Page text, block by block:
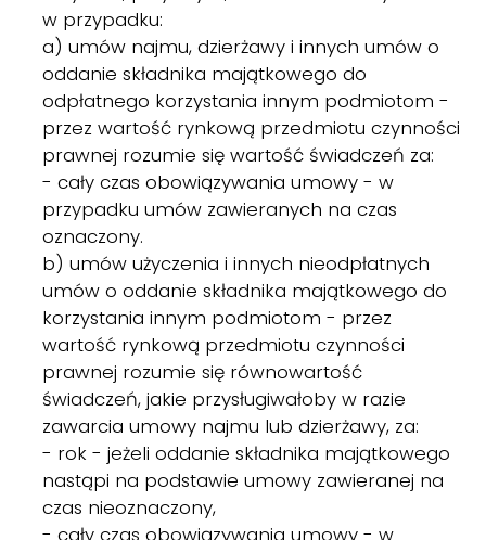
w przypadku:
a) umów najmu, dzierżawy i innych umów o
oddanie składnika majątkowego do
odpłatnego korzystania innym podmiotom -
przez wartość rynkową przedmiotu czynności
prawnej rozumie się wartość świadczeń za:
- cały czas obowiązywania umowy - w
przypadku umów zawieranych na czas
oznaczony.
b) umów użyczenia i innych nieodpłatnych
umów o oddanie składnika majątkowego do
korzystania innym podmiotom - przez
wartość rynkową przedmiotu czynności
prawnej rozumie się równowartość
świadczeń, jakie przysługiwałoby w razie
zawarcia umowy najmu lub dzierżawy, za:
- rok - jeżeli oddanie składnika majątkowego
nastąpi na podstawie umowy zawieranej na
czas nieoznaczony,